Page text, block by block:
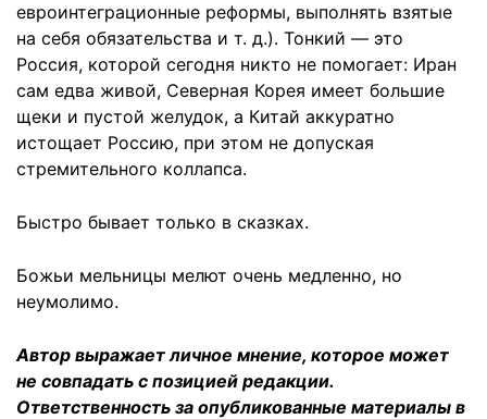
евроинтеграционные реформы, выполнять взятые
на себя обязательства и т. д.). Тонкий — это
Россия, которой сегодня никто не помогает: Иран
сам едва живой, Северная Корея имеет большие
щеки и пустой желудок, а Китай аккуратно
истощает Россию, при этом не допуская
стремительного коллапса.
Быстро бывает только в сказках.
Божьи мельницы мелют очень медленно, но
неумолимо.
Автор выражает личное мнение, которое может
не совпадать с позицией редакции.
Ответственность за опубликованные материалы в